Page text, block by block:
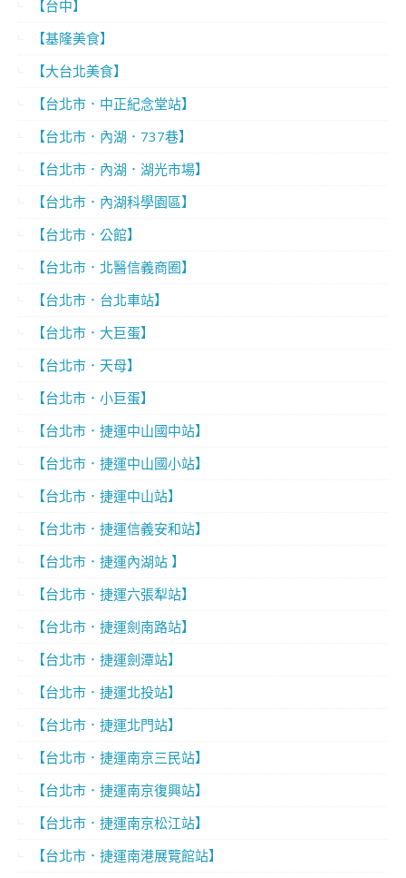
【台中】
【基隆美食】
【大台北美食】
【台北市．中正紀念堂站】
【台北市．內湖．737巷】
【台北市．內湖．湖光市場】
【台北市．內湖科學園區】
【台北市．公館】
【台北市．北醫信義商圈】
【台北市．台北車站】
【台北市．大巨蛋】
【台北市．天母】
【台北市．小巨蛋】
【台北市．捷運中山國中站】
【台北市．捷運中山國小站】
【台北市．捷運中山站】
【台北市．捷運信義安和站】
【台北市．捷運內湖站 】
【台北市．捷運六張犁站】
【台北市．捷運劍南路站】
【台北市．捷運劍潭站】
【台北市．捷運北投站】
【台北市．捷運北門站】
【台北市．捷運南京三民站】
【台北市．捷運南京復興站】
【台北市．捷運南京松江站】
【台北市．捷運南港展覽館站】